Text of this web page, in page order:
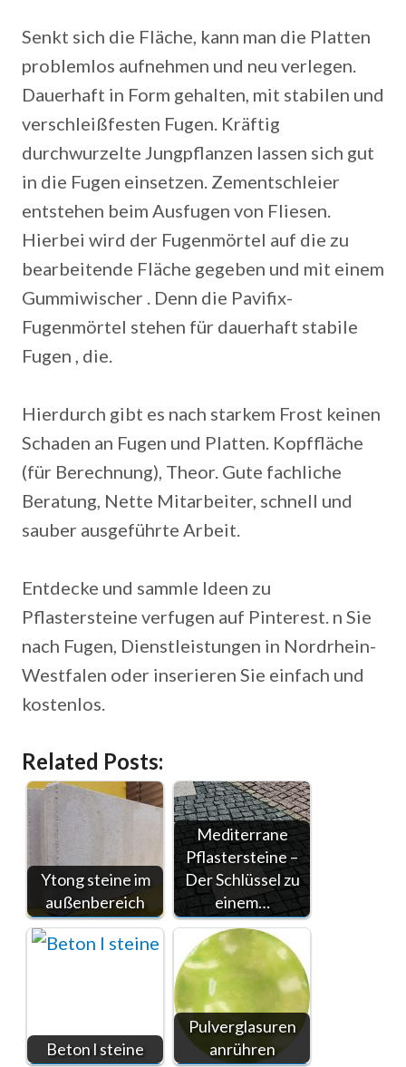
Senkt sich die Fläche, kann man die Platten
problemlos aufnehmen und neu verlegen.
Dauerhaft in Form gehalten, mit stabilen und
verschleißfesten Fugen. Kräftig
durchwurzelte Jungpflanzen lassen sich gut
in die Fugen einsetzen. Zementschleier
entstehen beim Ausfugen von Fliesen.
Hierbei wird der Fugenmörtel auf die zu
bearbeitende Fläche gegeben und mit einem
Gummiwischer . Denn die Pavifix-
Fugenmörtel stehen für dauerhaft stabile
Fugen , die.
Hierdurch gibt es nach starkem Frost keinen
Schaden an Fugen und Platten. Kopffläche
(für Berechnung), Theor. Gute fachliche
Beratung, Nette Mitarbeiter, schnell und
sauber ausgeführte Arbeit.
Entdecke und sammle Ideen zu
Pflastersteine verfugen auf Pinterest. n Sie
nach Fugen, Dienstleistungen in Nordrhein-
Westfalen oder inserieren Sie einfach und
kostenlos.
Related Posts:
Ytong steine im
außenbereich
Mediterrane
Pflastersteine –
Der Schlüssel zu
einem…
Beton l steine
Pulverglasuren
anrühren